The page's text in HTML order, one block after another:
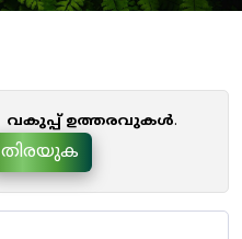
വകുപ്പ് ഉത്തരവുകൾ.
തിരയുക